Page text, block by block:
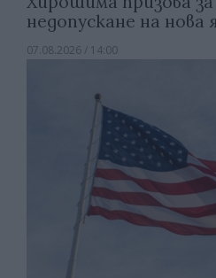
недопускане на нова
07.08.2026 / 14:00